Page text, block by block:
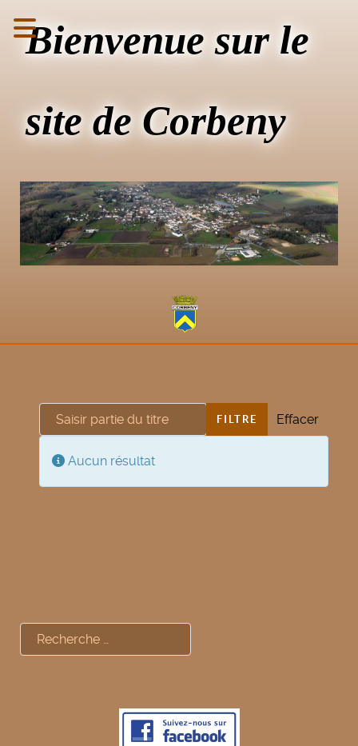
Bienvenue sur le
site de Corbeny
Saisir partie du titre FILTRE
Effacer
Info
Aucun résultat
Rechercher